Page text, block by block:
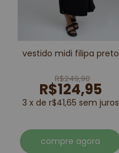
vestido midi filipa preto
R$249,90
R$124,95
3 x de r$41,65 sem juros
compre agora